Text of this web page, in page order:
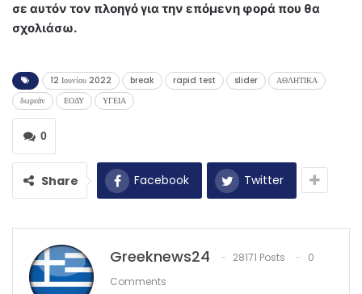
σε αυτόν τον πλοηγό για την επόμενη φορά που θα
σχολιάσω.
12 Ιουνίου 2022 break rapid test slider
ΑΘΛΗΤΙΚΑ
δωρεάν
ΕΟΔΥ ΥΓΕΙΑ
0
Share Facebook Twitter
Greeknews24 28171 Posts
0
Comments